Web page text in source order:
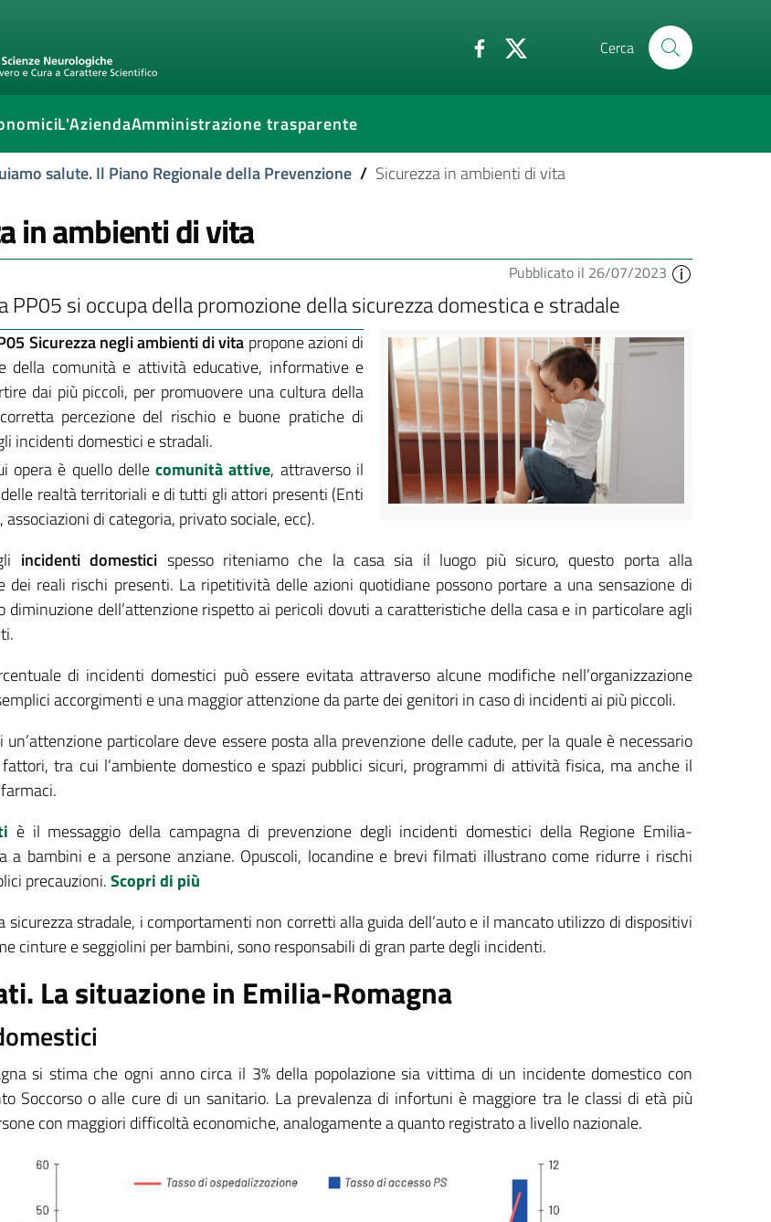
Cerca
L'AziendaAmministrazione trasparente
salute. Il Piano Regionale della Prevenzione / Sicurezza in ambienti di vita
in ambienti di vita
Pubblicato il 26/07/2023
PP05 si occupa della promozione della sicurezza domestica e stradale
Sicurezza negli ambienti di vita propone azioni di
della comunità e attività educative, informative e
dai più piccoli, per promuovere una cultura della
percezione del rischio e buone pratiche di
incidenti domestici e stradali.
opera è quello delle comunità attive, attraverso il
realtà territoriali e di tutti gli attori presenti (Enti
di categoria, privato sociale, ecc).
incidenti domestici spesso riteniamo che la casa sia il luogo più sicuro, questo porta alla
dei reali rischi presenti. La ripetitività delle azioni quotidiane possono portare a una sensazione di
diminuzione dell’attenzione rispetto ai pericoli dovuti a caratteristiche della casa e in particolare agli
di incidenti domestici può essere evitata attraverso alcune modifiche nell’organizzazione
accorgimenti e una maggior attenzione da parte dei genitori in caso di incidenti ai più piccoli.
particolare deve essere posta alla prevenzione delle cadute, per la quale è necessario
tra cui l’ambiente domestico e spazi pubblici sicuri, programmi di attività fisica, ma anche il
è il messaggio della campagna di prevenzione degli incidenti domestici della Regione Emilia-
a bambini e a persone anziane. Opuscoli, locandine e brevi filmati illustrano come ridurre i rischi
precauzioni.Scopri di più
sicurezza stradale, i comportamenti non corretti alla guida dell’auto e il mancato utilizzo di dispositivi
cinture e seggiolini per bambini, sono responsabili di gran parte degli incidenti.
La situazione in Emilia-Romagna
si stima che ogni anno circa il 3% della popolazione sia vittima di un incidente domestico con
Soccorso o alle cure di un sanitario. La prevalenza di infortuni è maggiore tra le classi di età più
con maggiori difficoltà economiche, analogamente a quanto registrato a livello nazionale.